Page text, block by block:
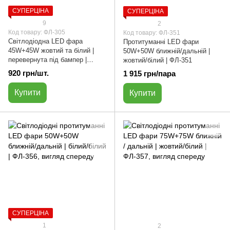
СУПЕРЦІНА
9
Код товару: ФЛ-305
Світлодіодна LED фара
45W+45W жовтий та білий |
перевернута під бампер |
ФЛ-305
920 грн/шт.
Купити
СУПЕРЦІНА
2
Код товару: ФЛ-351
Протитуманні LED фари
50W+50W ближній/дальній |
жовтий/білий | ФЛ-351
1 915 грн/пара
Купити
СУПЕРЦІНА
1
2